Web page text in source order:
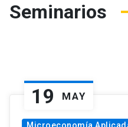
Seminarios
19 MAY